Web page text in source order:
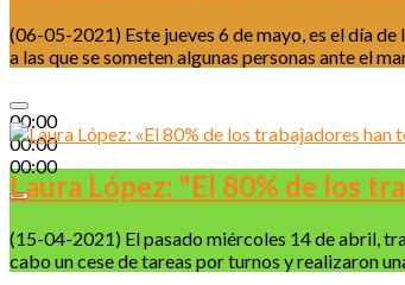
(06-05-2021) Este jueves 6 de mayo, es el día
a las que se someten algunas personas ante el
00:00
00:00
00:00
Laura López: "El 80% de los
(15-04-2021) El pasado miércoles 14 de abril,
cabo un cese de tareas por turnos y realizaron